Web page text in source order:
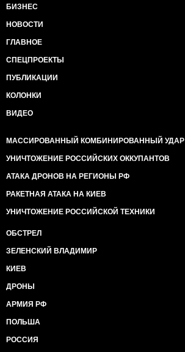
БИЗНЕС
НОВОСТИ
ГЛАВНОЕ
СПЕЦПРОЕКТЫ
ПУБЛИКАЦИИ
КОЛОНКИ
ВИДЕО
МАССИРОВАННЫЙ КОМБИНИРОВАННЫЙ УДАР
УНИЧТОЖЕНИЕ РОССИЙСКИХ ОККУПАНТОВ
АТАКА ДРОНОВ НА РЕГИОНЫ РФ
РАКЕТНАЯ АТАКА НА КИЕВ
УНИЧТОЖЕНИЕ РОССИЙСКОЙ ТЕХНИКИ
ОБСТРЕЛ
ЗЕЛЕНСКИЙ ВЛАДИМИР
КИЕВ
ДРОНЫ
АРМИЯ РФ
ПОЛЬША
РОССИЯ